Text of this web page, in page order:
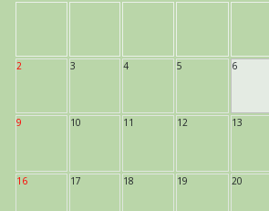
2 3 4 5 6
9 10 11 12 13
16 17 18 19 20